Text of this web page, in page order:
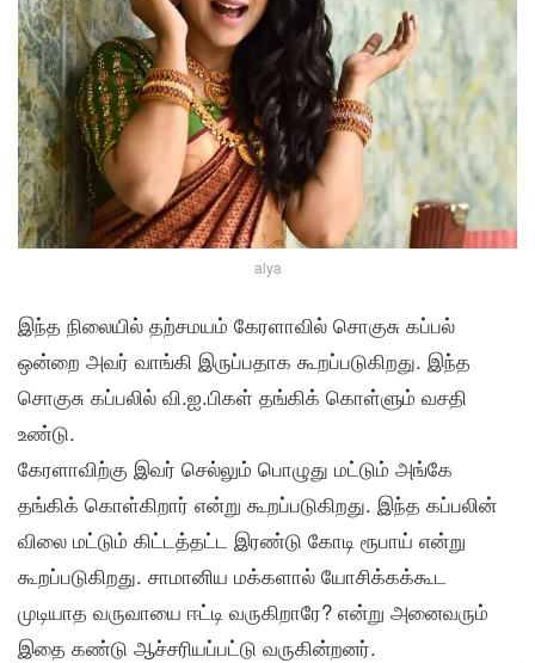
alya
இந்த நிலையில் தற்சமயம் கேரளாவில் சொகுசு கப்பல்
ஒன்றை அவர் வாங்கி இருப்பதாக கூறப்படுகிறது. இந்த
சொகுசு கப்பலில் வி.ஐ.பிகள் தங்கிக் கொள்ளும் வசதி
உண்டு.
கேரளாவிற்கு இவர் செல்லும் பொழுது மட்டும் அங்கே
தங்கிக் கொள்கிறார் என்று கூறப்படுகிறது. இந்த கப்பலின்
விலை மட்டும் கிட்டத்தட்ட இரண்டு கோடி ரூபாய் என்று
கூறப்படுகிறது. சாமானிய மக்களால் யோசிக்கக்கூட
முடியாத வருவாயை ஈட்டி வருகிறாரே? என்று அனைவரும்
இதை கண்டு ஆச்சரியப்பட்டு வருகின்றனர்.